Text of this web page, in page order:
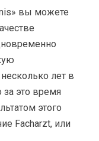
вы можете
лет в
за это время
этого
Facharzt, или